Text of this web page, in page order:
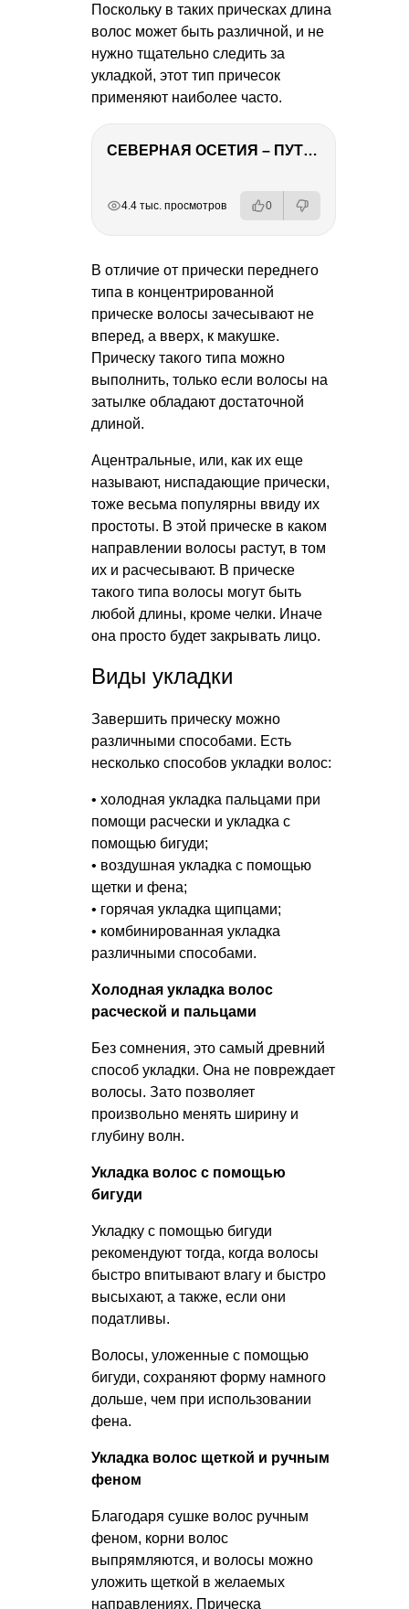
Поскольку в таких прическах длина
волос может быть различной, и не
нужно тщательно следить за
укладкой, этот тип причесок
применяют наиболее часто.
СЕВЕРНАЯ ОСЕТИЯ – ПУТЕШЕСТВИЕ НА КАВКАЗ часть 4
4.4 тыс. просмотров 0
В отличие от прически переднего
типа в концентрированной
прическе волосы зачесывают не
вперед, а вверх, к макушке.
Прическу такого типа можно
выполнить, только если волосы на
затылке обладают достаточной
длиной.
Ацентральные, или, как их еще
называют, ниспадающие прически,
тоже весьма популярны ввиду их
простоты. В этой прическе в каком
направлении волосы растут, в том
их и расчесывают. В прическе
такого типа волосы могут быть
любой длины, кроме челки. Иначе
она просто будет закрывать лицо.
Виды укладки
Завершить прическу можно
различными способами. Есть
несколько способов укладки волос:
• холодная укладка пальцами при
помощи расчески и укладка с
помощью бигуди;
• воздушная укладка с помощью
щетки и фена;
• горячая укладка щипцами;
• комбинированная укладка
различными способами.
Холодная укладка волос
расческой и пальцами
Без сомнения, это самый древний
способ укладки. Она не повреждает
волосы. Зато позволяет
произвольно менять ширину и
глубину волн.
Укладка волос с помощью
бигуди
Укладку с помощью бигуди
рекомендуют тогда, когда волосы
быстро впитывают влагу и быстро
высыхают, а также, если они
податливы.
Волосы, уложенные с помощью
бигуди, сохраняют форму намного
дольше, чем при использовании
фена.
Укладка волос щеткой и ручным
феном
Благодаря сушке волос ручным
феном, корни волос
выпрямляются, и волосы можно
уложить щеткой в желаемых
направлениях. Прическа